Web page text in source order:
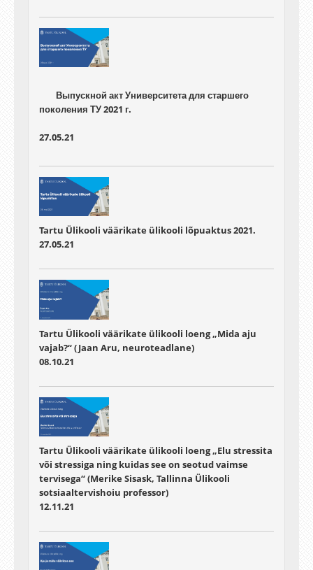
27.05.21
Tartu Ülikooli väärikate ülikooli lõpuaktus 2021.
27.05.21
Tartu Ülikooli väärikate ülikooli loeng „Mida aju
vajab?“ (Jaan Aru, neuroteadlane)
08.10.21
Tartu Ülikooli väärikate ülikooli loeng „Elu stressita
või stressiga ning kuidas see on seotud vaimse
tervisega“ (Merike Sisask, Tallinna Ülikooli
sotsiaaltervishoiu professor)
12.11.21